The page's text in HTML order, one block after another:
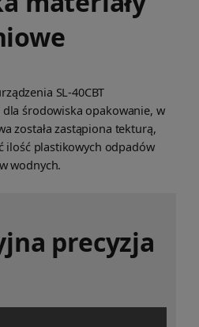
SL-40CBT
środowiska opakowanie, w
została zastąpiona tekturą,
ilość plastikowych odpadów
wodnych.
precyzja